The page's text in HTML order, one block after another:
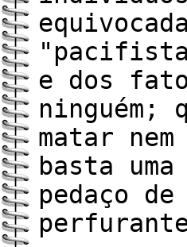
e dos
ninguém;
matar
basta
pedaço